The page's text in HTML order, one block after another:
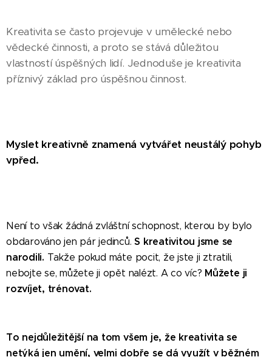
Kreativita se často projevuje v umělecké nebo
vědecké činnosti, a proto se stává důležitou
vlastností úspěšných lidí. Jednoduše je kreativita
příznivý základ pro úspěšnou činnost.
Myslet kreativně znamená vytvářet neustálý pohyb
vpřed.
Není to však žádná zvláštní schopnost, kterou by bylo
obdarováno jen pár jedinců.S kreativitou jsme se
narodili. Takže pokud máte pocit, že jste ji ztratili,
nebojte se, můžete ji opět nalézt. A co víc? Můžete ji
rozvíjet, trénovat.
To nejdůležitější na tom všem je, že kreativita se
netýká jen umění, velmi dobře se dá využít v běžném